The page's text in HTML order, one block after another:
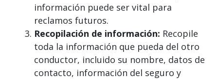
información puede ser vital para
reclamos futuros.
Recopilación de información: Recopile
toda la información que pueda del otro
conductor, incluido su nombre, datos de
contacto, información del seguro y